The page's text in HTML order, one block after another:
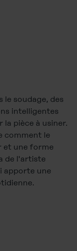
soudage, des
intelligentes
pièce à usiner.
comment le
et une forme
de l'artiste
apporte une